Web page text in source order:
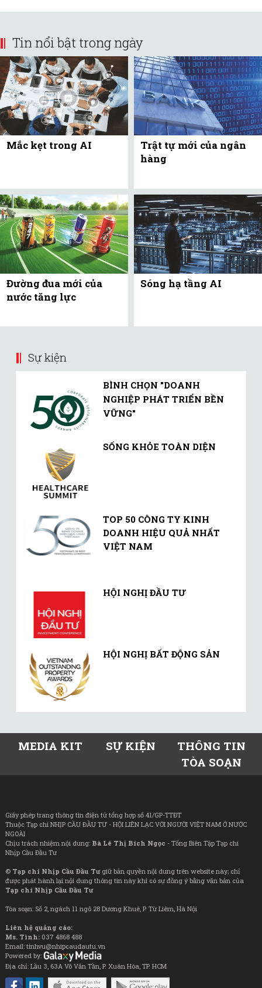
Tin nổi bật trong ngày
Mắc kẹt trong AI
Trật tự mới của ngân
hàng
Đường đua mới của
nước tăng lực
Sóng hạ tầng AI
Sự kiện
BÌNH CHỌN "DOANH
NGHIỆP PHÁT TRIỂN BỀN
VỮNG"
SỐNG KHỎE TOÀN DIỆN
TOP 50 CÔNG TY KINH
DOANH HIỆU QUẢ NHẤT
VIỆT NAM
HỘI NGHỊ ĐẦU TƯ
HỘI NGHỊ BẤT ĐỘNG SẢN
MEDIA KIT SỰ KIỆN
THÔNG TIN
TÒA SOẠN
Giấy phép trang thông tin điện tử tổng hợp số 41/GP-TTĐT
Thuộc Tạp chí NHỊP CẦU ĐẦU TƯ - HỘI LIÊN LẠC VỚI NGƯỜI VIỆT NAM Ở NƯỚC
NGOÀI
Chịu trách nhiệm nội dung: Bà Lê Thị Bích Ngọc - Tổng Biên Tập Tạp chí
Nhịp Cầu Đầu Tư
© Tạp chí Nhịp Cầu Đầu Tưgiữ bản quyền nội dung trên website này; chỉ
được phát hành lại nội dung thông tin này khi có sự đồng ý bằng văn bản của
Tạp chí Nhịp Cầu Đầu Tư
Tòa soạn: Số 2, ngách 11 ngõ 28 Dương Khuê, P. Từ Liêm, Hà Nội
Liên hệ quảng cáo:
Ms. Tình: 037 4868 488
Email: tinhvu@nhipcaudautu.vn
Powered by:
Địa chỉ: Lầu 3, 63A Võ Văn Tần, P. Xuân Hòa, TP. HCM